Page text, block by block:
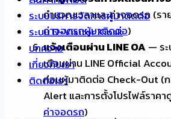
ระบบบริหารจัดการผู้มาติดต่อ
ระบบ D-Visitor Kiosk
บทความ
เกี่ยวกับเรา
ติดต่อเรา
คำนวณเวลาและค่าจอดรถ (รา
ค่าจอดรถผู้มาติดต่อ)
แจ้งเตือนผ่าน LINE OA — ร
เตือนผ่าน LINE Official
ก่อนผู้มาติดต่อ Check-Out (
Alert และการตั้งโปรไฟล์ราคา
ค่าจอดรถ)